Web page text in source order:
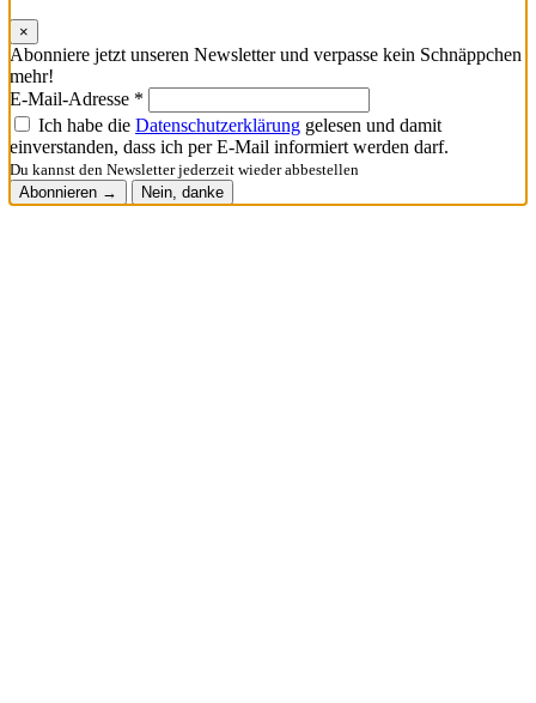
×
Abonniere jetzt unseren Newsletter und verpasse kein Schnäppchen
mehr!
E-Mail-Adresse *
Ich habe die Datenschutzerklärung gelesen und damit
einverstanden, dass ich per E-Mail informiert werden darf.
Du kannst den Newsletter jederzeit wieder abbestellen
Abonnieren →
Nein, danke